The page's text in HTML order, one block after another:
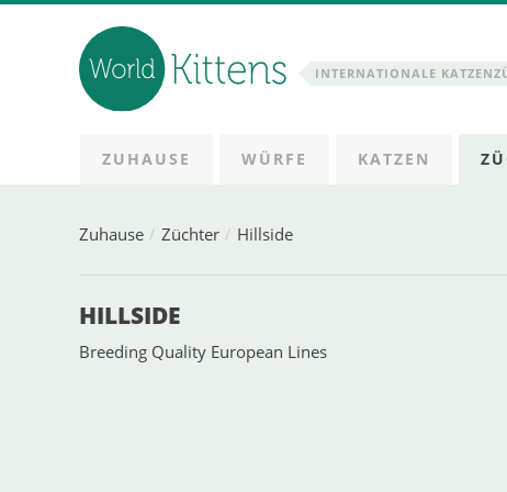
INTERNATIONALE
ZUHAUSE WÜRFE KATZEN
Zuhause Züchter Hillside
HILLSIDE
Breeding Quality European Lines